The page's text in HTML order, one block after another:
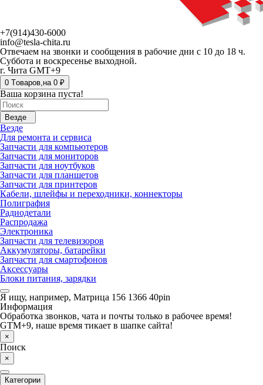
+7(914)430-6000
info@tesla-chita.ru
Отвечаем на звонки и сообщения в рабочие дни с 10 до 18 ч.
Суббота и воскресенье выходной.
г. Чита GMT+9
0 Tоваров,на 0 ₽
Ваша корзина пуста!
Везде
Везде
Для ремонта и сервиса
Запчасти для компьютеров
Запчасти для мониторов
Запчасти для ноутбуков
Запчасти для планшетов
Запчасти для принтеров
Кабели, шлейфы и переходники, коннекторы
Полиграфия
Радиодетали
Распродажа
Электроника
Запчасти для телевизоров
Аккумуляторы, батарейки
Запчасти для смартофонов
Аксессуары
Блоки питания, зарядки
Я ищу, например, Матрица 156 1366 40pin
Информация
Обработка звонков, чата и почты только в рабочее время!
GTM+9, наше время тикает в шапке сайта!
×
Поиск
×
Категории